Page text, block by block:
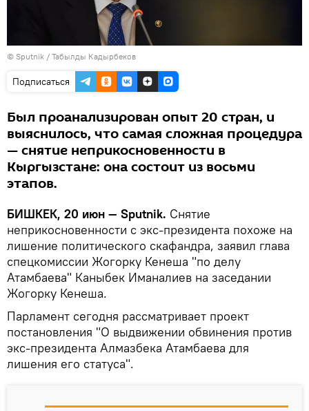
© Sputnik / Табылды Кадырбеков
Подписаться
Был проанализирован опыт 20 стран, и
выяснилось, что самая сложная процедура
— снятие неприкосновенности в
Кыргызстане: она состоит из восьми
этапов.
БИШКЕК, 20 июн — Sputnik. Снятие
неприкосновенности с экс-президента похоже на
лишение политического скафандра, заявил глава
спецкомиссии Жогорку Кенеша "по делу
Атамбаева" Каныбек Иманалиев на заседании
Жогорку Кенеша.
Парламент сегодня рассматривает проект
постановления "О выдвижении обвинения против
экс-президента Алмазбека Атамбаева для
лишения его статуса".